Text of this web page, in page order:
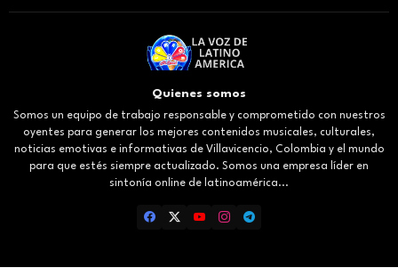
Quienes somos
Somos un equipo de trabajo responsable y comprometido con nuestros
oyentes para generar los mejores contenidos musicales, culturales,
noticias emotivas e informativas de Villavicencio, Colombia y el mundo
para que estés siempre actualizado. Somos una empresa líder en
sintonía online de latinoamérica...